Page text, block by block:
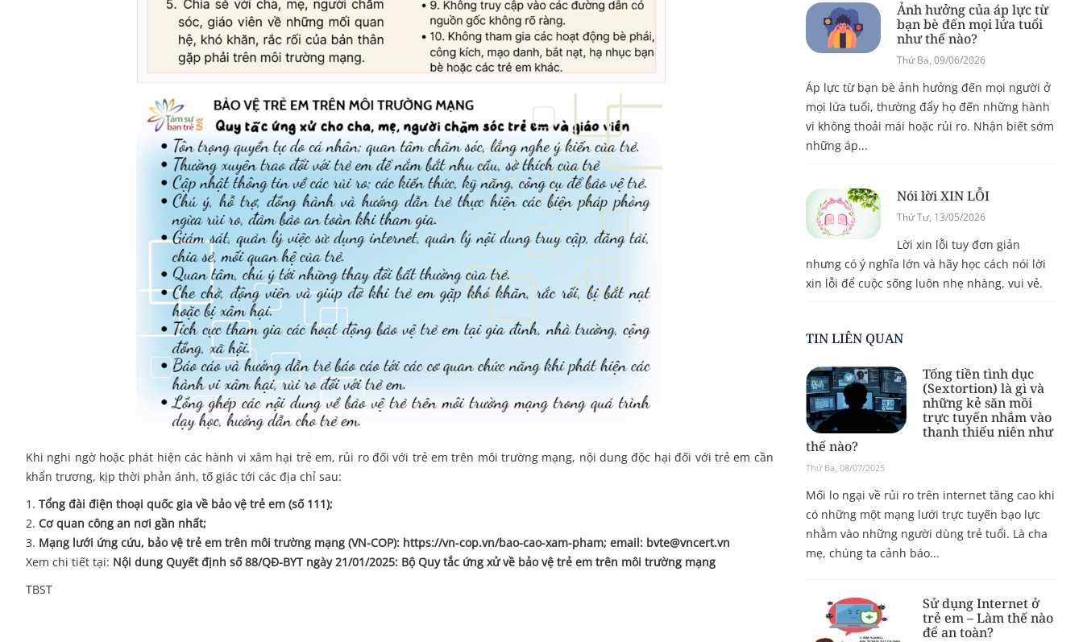
Khi nghi ngờ hoặc phát hiện các hành vi xâm hại trẻ em, rủi ro đối với trẻ em trên môi trường mạng, nội dung độc hại đối với trẻ em cần
khẩn trương, kịp thời phản ánh, tố giác tới các địa chỉ sau:
Tổng đài điện thoại quốc gia về bảo vệ trẻ em (số 111);
Cơ quan công an nơi gần nhất;
Mạng lưới ứng cứu, bảo vệ trẻ em trên môi trường mạng (VN-COP): https://vn-cop.vn/bao-cao-xam-pham; email: bvte@vncert.vn
Xem chi tiết tại: Nội dung Quyết định số 88/QĐ-BYT ngày 21/01/2025: Bộ Quy tắc ứng xử về bảo vệ trẻ em trên môi trường mạng
TBST
Ảnh hưởng của áp lực từ
bạn bè đến mọi lứa tuổi
như thế nào?
Thứ Ba, 09/06/2026
Áp lực từ bạn bè ảnh hưởng đến mọi người ở
mọi lứa tuổi, thường đẩy họ đến những hành
vi không thoải mái hoặc rủi ro. Nhận biết sớm
những áp...
Nói lời XIN LỖI
Thứ Tư, 13/05/2026
Lời xin lỗi tuy đơn giản
nhưng có ý nghĩa lớn và hãy học cách nói lời
xin lỗi để cuộc sống luôn nhẹ nhàng, vui vẻ.
TIN LIÊN QUAN
Tống tiền tình dục
(Sextortion) là gì và
những kẻ săn mồi
trực tuyến nhắm vào
thanh thiếu niên như
thế nào?
Thứ Ba, 08/07/2025
Mối lo ngại về rủi ro trên internet tăng cao khi
có những một mạng lưới trực tuyến bạo lực
nhằm vào những người dùng trẻ tuổi. Là cha
mẹ, chúng ta cảnh báo...
Sử dụng Internet ở
trẻ em – Làm thế nào
để an toàn?